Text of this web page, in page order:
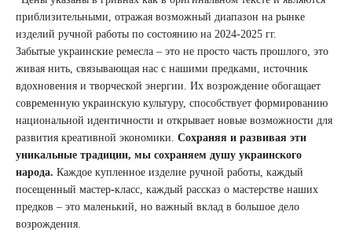
приблизительными, отражая возможный диапазон на рынке
изделий ручной работы по состоянию на 2024-2025 гг.
Забытые украинские ремесла – это не просто часть прошлого, это
живая нить, связывающая нас с нашими предками, источник
вдохновения и творческой энергии. Их возрождение обогащает
современную украинскую культуру, способствует формированию
национальной идентичности и открывает новые возможности для
развития креативной экономики. Сохраняя и развивая эти
уникальные традиции, мы сохраняем душу украинского
народа. Каждое купленное изделие ручной работы, каждый
посещенный мастер-класс, каждый рассказ о мастерстве наших
предков – это маленький, но важный вклад в большое дело
возрождения.